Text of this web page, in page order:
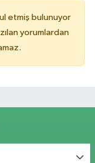
etmiş bulunuyor
yorumlardan